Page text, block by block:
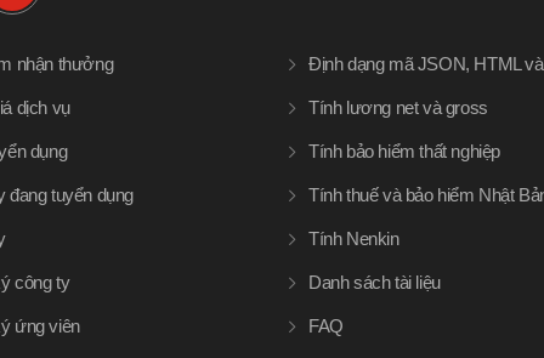
nhận thưởng
dịch vụ
dụng
đang tuyển dụng
công ty
ứng viên
Định dạng mã JSON, HTML
Tính lương net và gross
Tính bảo hiểm thất nghiệp
Tính thuế và bảo hiểm Nhật
Tính Nenkin
Danh sách tài liệu
FAQ